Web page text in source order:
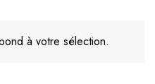
à votre sélection.